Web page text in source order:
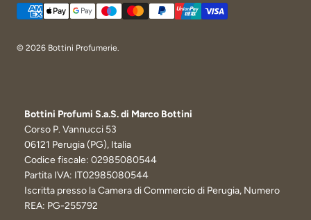
Metodi di pagamento accettati
© 2026 Bottini Profumerie
Bottini Profumi S.a.S. di Marco Bottini
Corso P. Vannucci 53
06121 Perugia (PG), Italia
Codice fiscale: 02985080544
Partita IVA: IT02985080544
Iscritta presso la Camera di Commercio di Perugia, Numero
REA: PG-255792